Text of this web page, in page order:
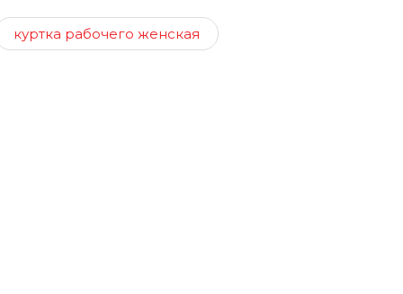
куртка рабочего женская